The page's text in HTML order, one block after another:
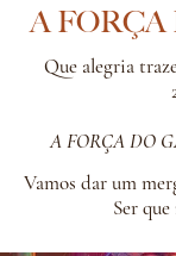
A
Que alegria
A FORÇA DO
Vamos dar um
Ser